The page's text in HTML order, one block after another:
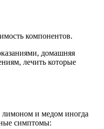
компонентов.
домашняя
лечить которые
лимоном и медом иногда
симптомы: